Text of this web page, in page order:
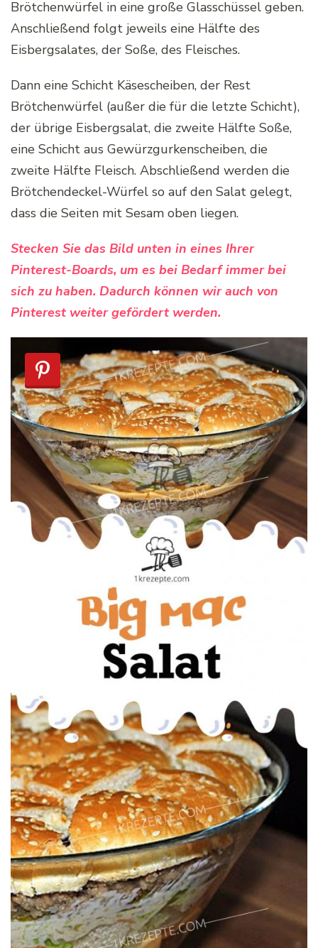
Brötchenwürfel in eine große Glasschüssel geben.
Anschließend folgt jeweils eine Hälfte des
Eisbergsalates, der Soße, des Fleisches.
Dann eine Schicht Käsescheiben, der Rest
Brötchenwürfel (außer die für die letzte Schicht),
der übrige Eisbergsalat, die zweite Hälfte Soße,
eine Schicht aus Gewürzgurkenscheiben, die
zweite Hälfte Fleisch. Abschließend werden die
Brötchendeckel-Würfel so auf den Salat gelegt,
dass die Seiten mit Sesam oben liegen.
Stecken Sie das Bild unten in eines Ihrer
Pinterest-Boards, um es bei Bedarf immer bei
sich zu haben. Dadurch können wir auch von
Pinterest weiter gefördert werden.